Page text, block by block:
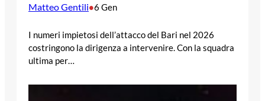
Matteo Gentili•6 Gen
I numeri impietosi dell’attacco del Bari nel 2026
costringono la dirigenza a intervenire. Con la squadra
ultima per…